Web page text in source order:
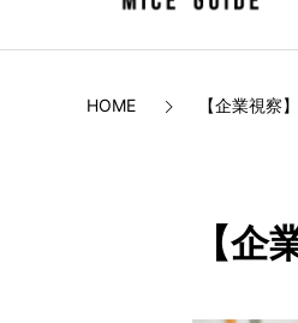
HOME 【企業視察
【